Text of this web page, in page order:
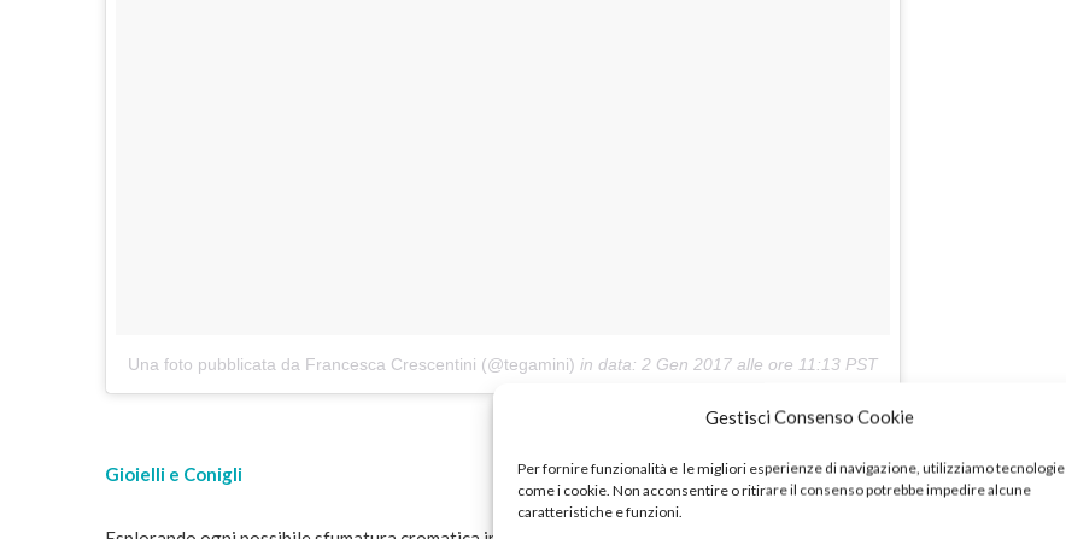
Gestisci Consenso Cookie
Per fornire funzionalità e le migliori esperienze di navigazione, utilizziamo tecnologie
come i cookie. Non acconsentire o ritirare il consenso potrebbe impedire alcune
caratteristiche e funzioni.
Una foto pubblicata da Francesca Crescentini (@tegamini) in data: 2 Gen 2017 alle ore 11:13 PST
Gioielli e Conigli